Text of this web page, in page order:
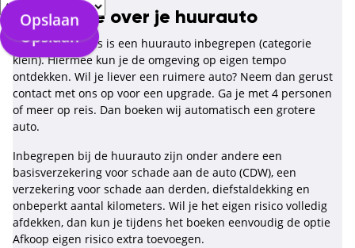
Opslaan
Opslaan
Informatie over je huurauto
Tijdens deze reis is een huurauto inbegrepen (categorie
klein). Hiermee kun je de omgeving op eigen tempo
ontdekken. Wil je liever een ruimere auto? Neem dan gerust
contact met ons op voor een upgrade. Ga je met 4 personen
of meer op reis. Dan boeken wij automatisch een grotere
auto.
Inbegrepen bij de huurauto zijn onder andere een
basisverzekering voor schade aan de auto (CDW), een
verzekering voor schade aan derden, diefstaldekking en
onbeperkt aantal kilometers. Wil je het eigen risico volledig
afdekken, dan kun je tijdens het boeken eenvoudig de optie
Afkoop eigen risico extra toevoegen.